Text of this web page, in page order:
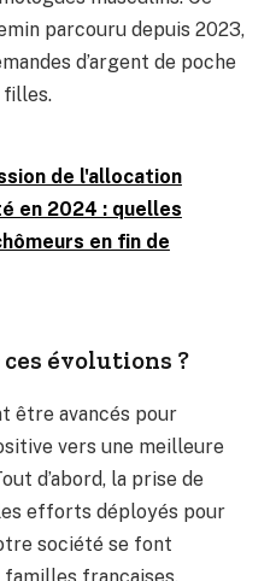
parcouru depuis 2023,
d’argent de poche
filles.
de l'allocation
en 2024 : quelles
en fin de
évolutions ?
être avancés pour
vers une meilleure
d’abord, la prise de
efforts déployés pour
société se font
familles françaises.